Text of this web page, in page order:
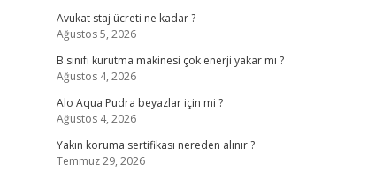
Avukat staj ücreti ne kadar ?
Ağustos 5, 2026
B sınıfı kurutma makinesi çok enerji yakar mı ?
Ağustos 4, 2026
Alo Aqua Pudra beyazlar için mi ?
Ağustos 4, 2026
Yakın koruma sertifikası nereden alınır ?
Temmuz 29, 2026